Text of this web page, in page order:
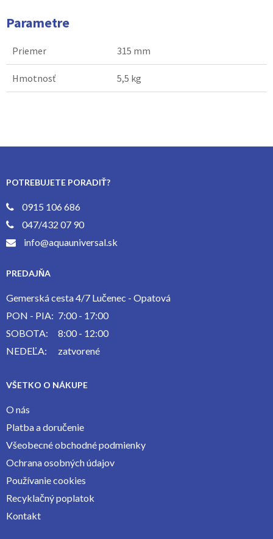
Parametre
Priemer 315 mm
Hmotnosť 5,5 kg
POTREBUJETE PORADIŤ?
0915 106 686
047/432 07 90
info@aquauniversal.sk
PREDAJŇA
Gemerská cesta 4/7 Lučenec - Opatová
PON - PIA: 7:00 - 17:00
SOBOTA:
8:00 - 12:00
NEDEĽA:
zatvorené
VŠETKO O NÁKUPE
O nás
Platba a doručenie
Všeobecné obchodné podmienky
Ochrana osobných údajov
Používanie cookies
Recyklačný poplatok
Kontakt